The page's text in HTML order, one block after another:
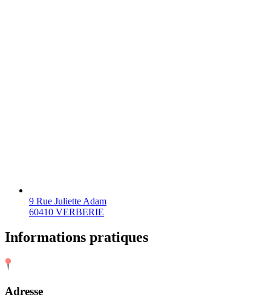
9 Rue Juliette Adam
60410 VERBERIE
Informations pratiques
Adresse